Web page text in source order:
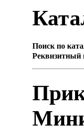
Поиск по
Реквизитный